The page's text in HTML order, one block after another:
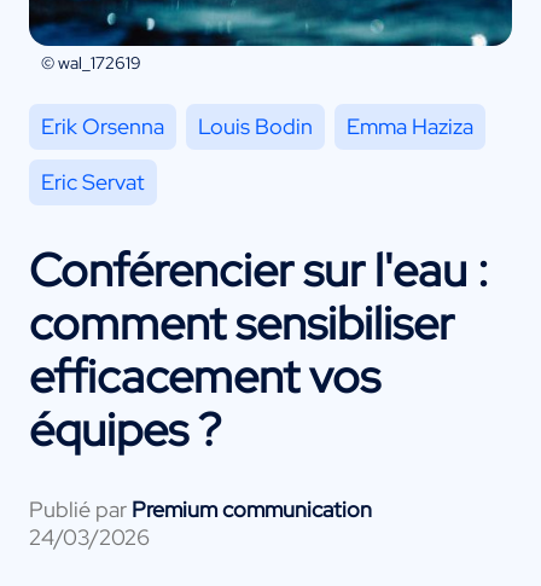
© wal_172619
Erik Orsenna Louis Bodin
Emma Haziza
Eric Servat
Conférencier sur l'eau :
comment sensibiliser
efficacement vos
équipes ?
Publié par Premium communication
24/03/2026